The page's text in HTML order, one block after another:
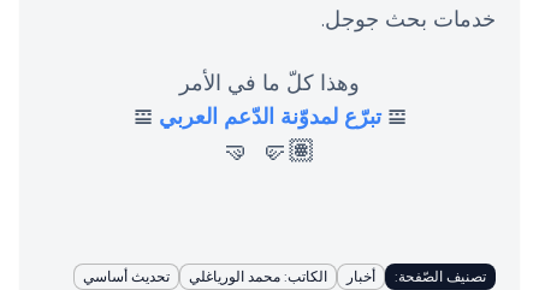
خدمات بحث جوجل.
وهذا كلّ ما في الأمر
𝌘تبرّع لمدوّنة الدّعم العربي 𝌘
🤛🏽 🤜
تصنيف الصّفحة: أخبار الكاتب: محمد الورياغلي تحديث أساسي